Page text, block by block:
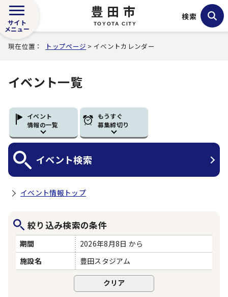
豊田市
TOYOTA CITY
サイト
メニュー
検索
現在位置： トップページ > イベントカレンダー
イベント一覧
イベント
情報の一覧
もうすぐ
募集締切り
イベント検索
イベント情報トップ
絞り込み検索の条件
期間
2026年8月8日 から
施設名
豊田スタジアム